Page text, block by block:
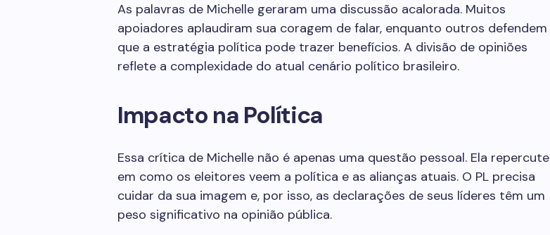
As palavras de Michelle geraram uma discussão acalorada. Muitos
apoiadores aplaudiram sua coragem de falar, enquanto outros defendem
que a estratégia política pode trazer benefícios. A divisão de opiniões
reflete a complexidade do atual cenário político brasileiro.
Impacto na Política
Essa crítica de Michelle não é apenas uma questão pessoal. Ela repercute
em como os eleitores veem a política e as alianças atuais. O PL precisa
cuidar da sua imagem e, por isso, as declarações de seus líderes têm um
peso significativo na opinião pública.